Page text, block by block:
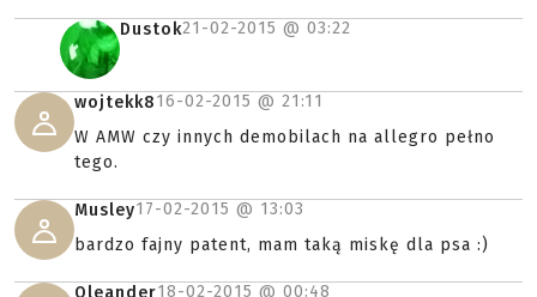
Dustok21-02-2015 @ 03:22
wojtekk816-02-2015 @ 21:11
W AMW czy innych demobilach na allegro pełno
tego.
Musley17-02-2015 @ 13:03
bardzo fajny patent, mam taką miskę dla psa :)
Oleander18-02-2015 @ 00:48